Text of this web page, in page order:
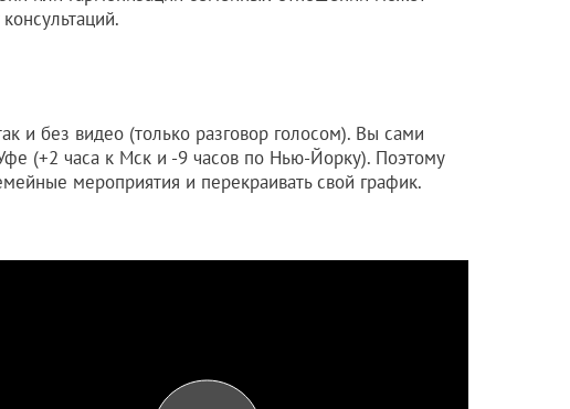
и без видео (только разговор голосом). Вы сами
(+2 часа к Мск и -9 часов по Нью-Йорку). Поэтому
мероприятия и перекраивать свой график.